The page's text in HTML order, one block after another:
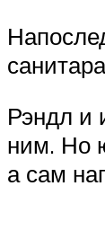
Рэндл и
ним. Но
а сам